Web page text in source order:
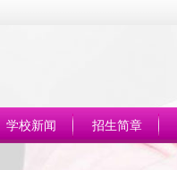
学校新闻 招生简章